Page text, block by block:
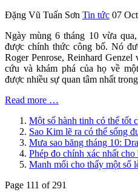
Đặng Vũ Tuấn Sơn Tin tức 07
Ngày mùng 6 tháng 10 vừa
được chính thức công bố. Nó
Roger Penrose, Reinhard
cứu và khám phá của họ về
được nhiều sự quan tâm nhất
Read more …
Một số hành tinh có thể tốt
Sao Kim lẽ ra có thể sống
Mưa sao băng tháng 10:
Phép đo chính xác nhất
Manh mối cho thấy một số
Page 111 of 291